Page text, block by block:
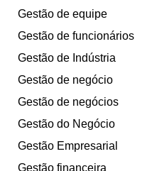
Gestão de equipe
Gestão de funcionários
Gestão de Indústria
Gestão de negócio
Gestão de negócios
Gestão do Negócio
Gestão Empresarial
Gestão financeira